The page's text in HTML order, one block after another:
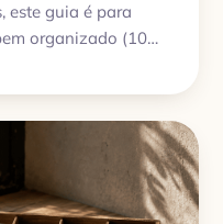
este guia é para
organizado (10
Cards ajuda a